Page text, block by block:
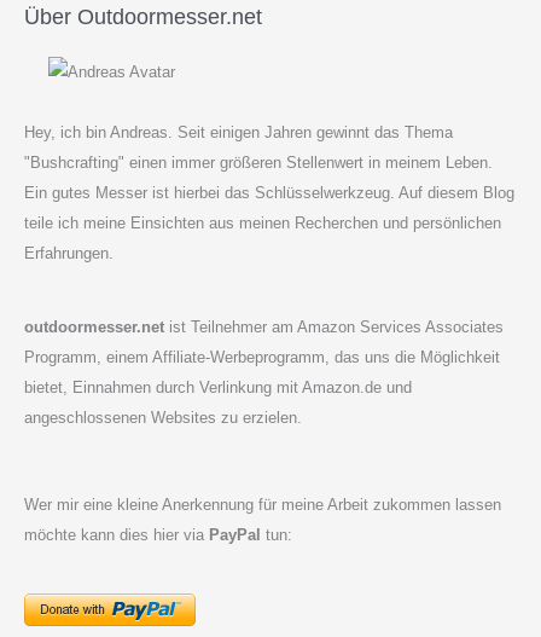
Datenblatt
Über Outdoormesser.net
Hey, ich bin Andreas. Seit einigen Jahren gewinnt das Thema
"Bushcrafting" einen immer größeren Stellenwert in meinem Leben.
Ein gutes Messer ist hierbei das Schlüsselwerkzeug. Auf diesem Blog
teile ich meine Einsichten aus meinen Recherchen und persönlichen
Erfahrungen.
outdoormesser.netist Teilnehmer am Amazon Services Associates
Programm, einem Affiliate-Werbeprogramm, das uns die Möglichkeit
bietet, Einnahmen durch Verlinkung mit Amazon.de und
angeschlossenen Websites zu erzielen.
Wer mir eine kleine Anerkennung für meine Arbeit zukommen lassen
möchte kann dies hier via PayPal tun: